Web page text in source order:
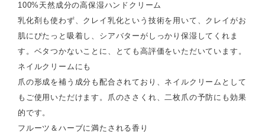
100%天然成分の高保湿ハンドクリーム
乳化剤も使わず、クレイ乳化という技術を用いて、クレイがお
肌にぴたっと吸着し、シアバターがしっかり保湿してくれま
す。ベタつかないことに、とても高評価をいただいています。
ネイルクリームにも
爪の形成を補う成分も配合されており、ネイルクリームとして
もご使用いただけます。爪のささくれ、二枚爪の予防にも効果
的です。
フルーツ＆ハーブに満たされる香り